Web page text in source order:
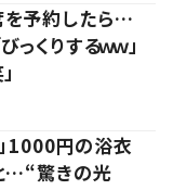
予約したら…
くりするｗｗ」
1000円の浴衣
…“驚きの光